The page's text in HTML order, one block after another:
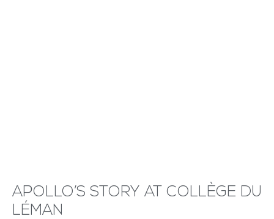
APOLLO’S STORY AT COLLÈGE DU
LÉMAN